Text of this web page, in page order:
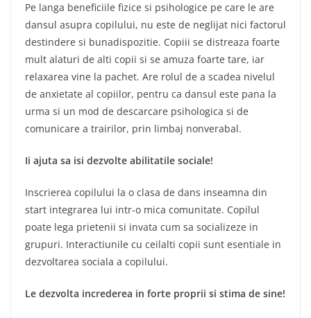
Pe langa beneficiile fizice si psihologice pe care le are
dansul asupra copilului, nu este de neglijat nici factorul
destindere si bunadispozitie. Copiii se distreaza foarte
mult alaturi de alti copii si se amuza foarte tare, iar
relaxarea vine la pachet. Are rolul de a scadea nivelul
de anxietate al copiilor, pentru ca dansul este pana la
urma si un mod de descarcare psihologica si de
comunicare a trairilor, prin limbaj nonverabal.
Ii ajuta sa isi dezvolte abilitatile sociale!
Inscrierea copilului la o clasa de dans inseamna din
start integrarea lui intr-o mica comunitate. Copilul
poate lega prietenii si invata cum sa socializeze in
grupuri. Interactiunile cu ceilalti copii sunt esentiale in
dezvoltarea sociala a copilului.
Le dezvolta increderea in forte proprii si stima de sine!